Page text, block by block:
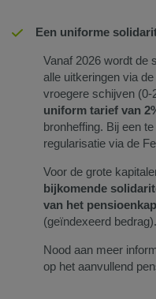
Een uniforme
Vanaf 2026 wordt de
alle uitkeringen via
vroegere schijven
uniform tarief van
bronheffing. Bij een
regularisatie via de
Voor de grote
bijkomende
van het
(geïndexeerd bedrag).
Nood aan meer
op het aanvullend